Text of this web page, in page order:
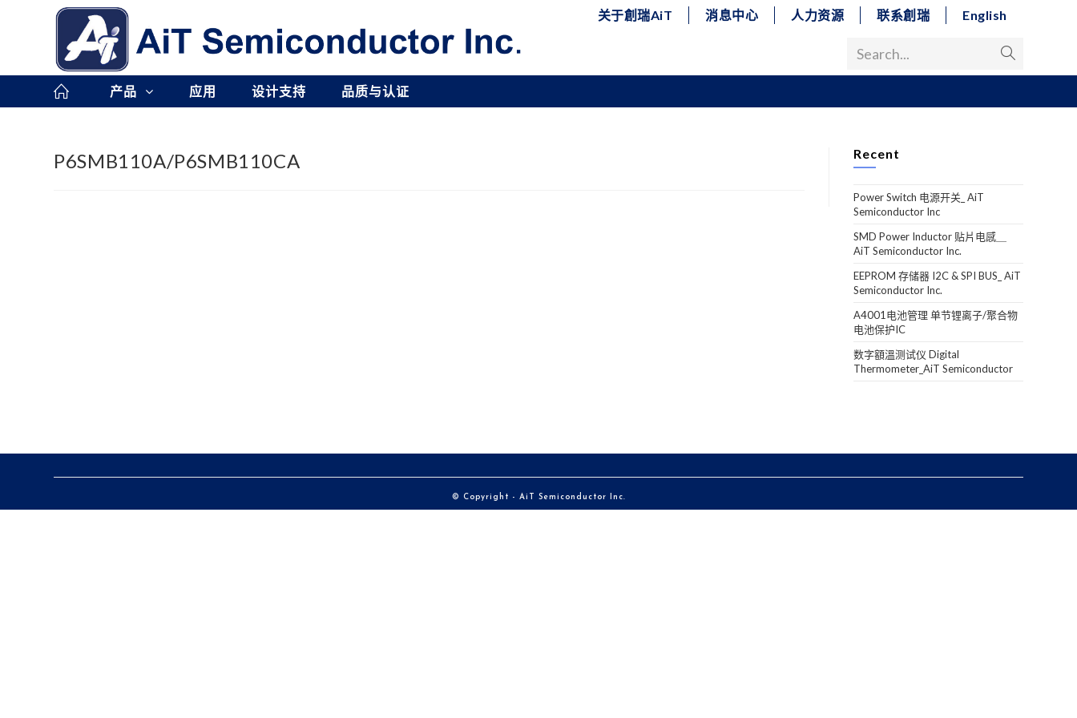
关于創瑞AiT 消息中心 人力资源 联系創瑞 English
Search...
产品 应用 设计支持 品质与认证
P6SMB110A/P6SMB110CA Recent
Power Switch 电源开关_ AiT
Semiconductor Inc
SMD Power Inductor 贴片电感＿
AiT Semiconductor Inc.
EEPROM 存储器 I2C & SPI BUS_ AiT
Semiconductor Inc.
A4001电池管理 单节锂离子/聚合物
电池保护IC
数字額溫测试仪 Digital
Thermometer_AiT Semiconductor
© Copyright - AiT Semiconductor Inc.